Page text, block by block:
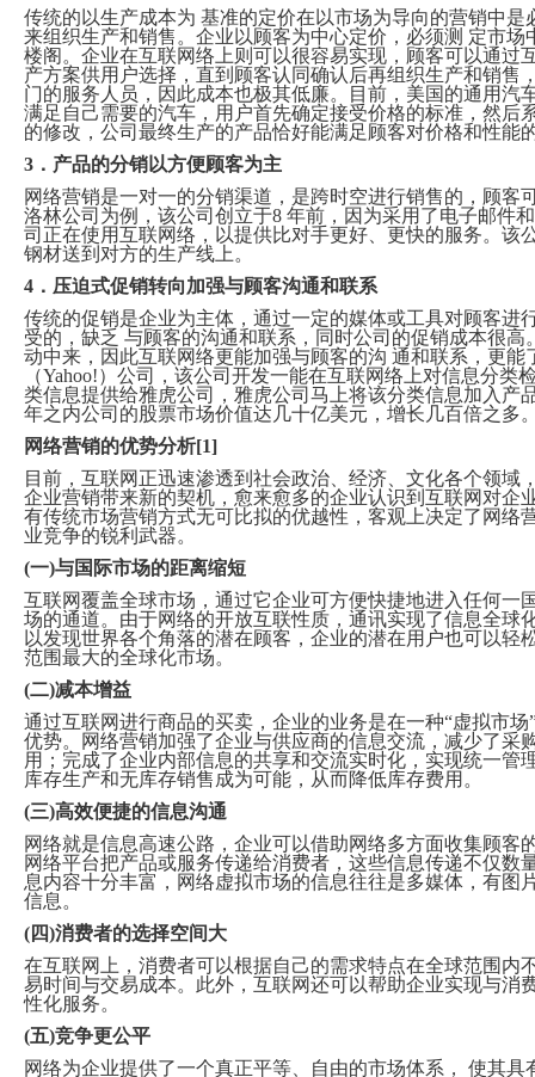
传统的以生产成本为 基准的定价在以市场为导向的营销中
来组织生产和销售。企业以顾客为中心定价，必须测 定市
楼阁。企业在互联网络上则可以很容易实现，顾客可以通
产方案供用户选择，直到顾客认同确认后再组织生产和销
门的服务人员，因此成本也极其低廉。目前，美国的通用
满足自己需要的汽车，用户首先确定接受价格的标准，然
的修改，公司最终生产的产品恰好能满足顾客对价格和性能
3．产品的分销以方便顾客为主
网络营销是一对一的分销渠道，是跨时空进行销售的，顾
洛林公司为例，该公司创立于8 年前，因为采用了电子邮件
司正在使用互联网络，以提供比对手更好、更快的服务。
钢材送到对方的生产线上。
4．压迫式促销转向加强与顾客沟通和联系
传统的促销是企业为主体，通过一定的媒体或工具对顾客
受的，缺乏 与顾客的沟通和联系，同时公司的促销成本很
动中来，因此互联网络更能加强与顾客的沟 通和联系，更
（Yahoo!）公司，该公司开发一能在互联网络上对信息分
类信息提供给雅虎公司，雅虎公司马上将该分类信息加入
年之内公司的股票市场价值达几十亿美元，增长几百倍之多
网络营销的优势分析[1]
目前，互联网正迅速渗透到社会政治、经济、文化各个领
企业营销带来新的契机，愈来愈多的企业认识到互联网对
有传统市场营销方式无可比拟的优越性，客观上决定了网络
业竞争的锐利武器。
(一)与国际市场的距离缩短
互联网覆盖全球市场，通过它企业可方便快捷地进入任何
场的通道。由于网络的开放互联性质，通讯实现了信息全
以发现世界各个角落的潜在顾客，企业的潜在用户也可以
范围最大的全球化市场。
(二)减本增益
通过互联网进行商品的买卖，企业的业务是在一种“虚拟市
优势。网络营销加强了企业与供应商的信息交流，减少了
用；完成了企业内部信息的共享和交流实时化，实现统一
库存生产和无库存销售成为可能，从而降低库存费用。
(三)高效便捷的信息沟通
网络就是信息高速公路，企业可以借助网络多方面收集顾
网络平台把产品或服务传递给消费者，这些信息传递不仅
息内容十分丰富，网络虚拟市场的信息往往是多媒体，有
信息。
(四)消费者的选择空间大
在互联网上，消费者可以根据自己的需求特点在全球范围
易时间与交易成本。此外，互联网还可以帮助企业实现与
性化服务。
(五)竞争更公平
网络为企业提供了一个真正平等、自由的市场体系， 使其